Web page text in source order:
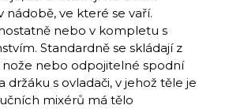
ve které se vaří.
nebo v kompletu s
Standardně se skládají z
nebo odpojitelné spodní
držáku s ovladači, v jehož těle je
mixérů má tělo